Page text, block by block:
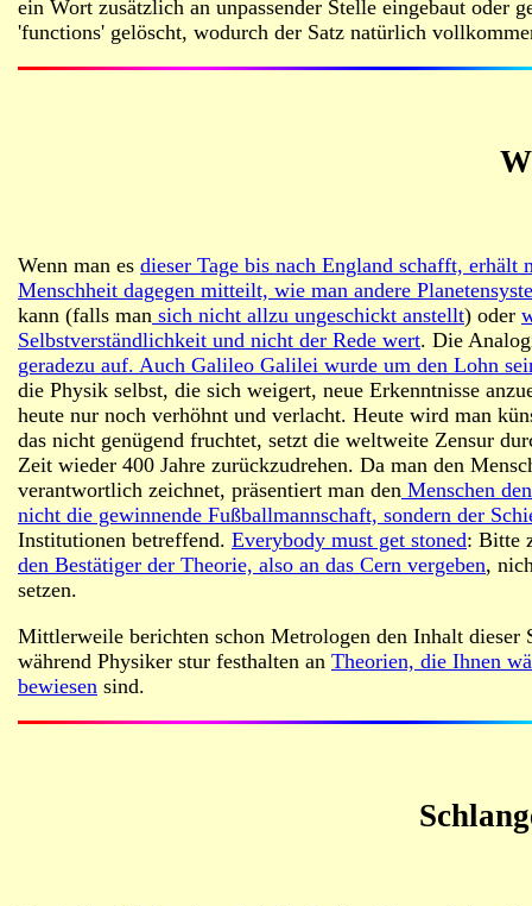
ein Wort zusätzlich an unpassender Stelle eingebaut oder
'functions' gelöscht, wodurch der Satz natürlich
Wenn man es dieser Tage bis nach England schafft,
Menschheit dagegen mitteilt, wie man andere
kann (falls man sich nicht allzu ungeschickt anstellt) oder
Selbstverständlichkeit und nicht der Rede wert. Die
geradezu auf. Auch Galileo Galilei wurde um den Lohn
die Physik selbst, die sich weigert, neue Erkenntnisse
heute nur noch verhöhnt und verlacht. Heute wird man
das nicht genügend fruchtet, setzt die weltweite Zensur
Zeit wieder 400 Jahre zurückzudrehen. Da man den
verantwortlich zeichnet, präsentiert man den Menschen
nicht die gewinnende Fußballmannschaft, sondern der
Institutionen betreffend. Everybody must get stoned: Bitte
den Bestätiger der Theorie, also an das Cern vergeben,
setzen.
Mittlerweile berichten schon Metrologen den Inhalt
während Physiker stur festhalten an Theorien, die Ihnen
bewiesen sind.